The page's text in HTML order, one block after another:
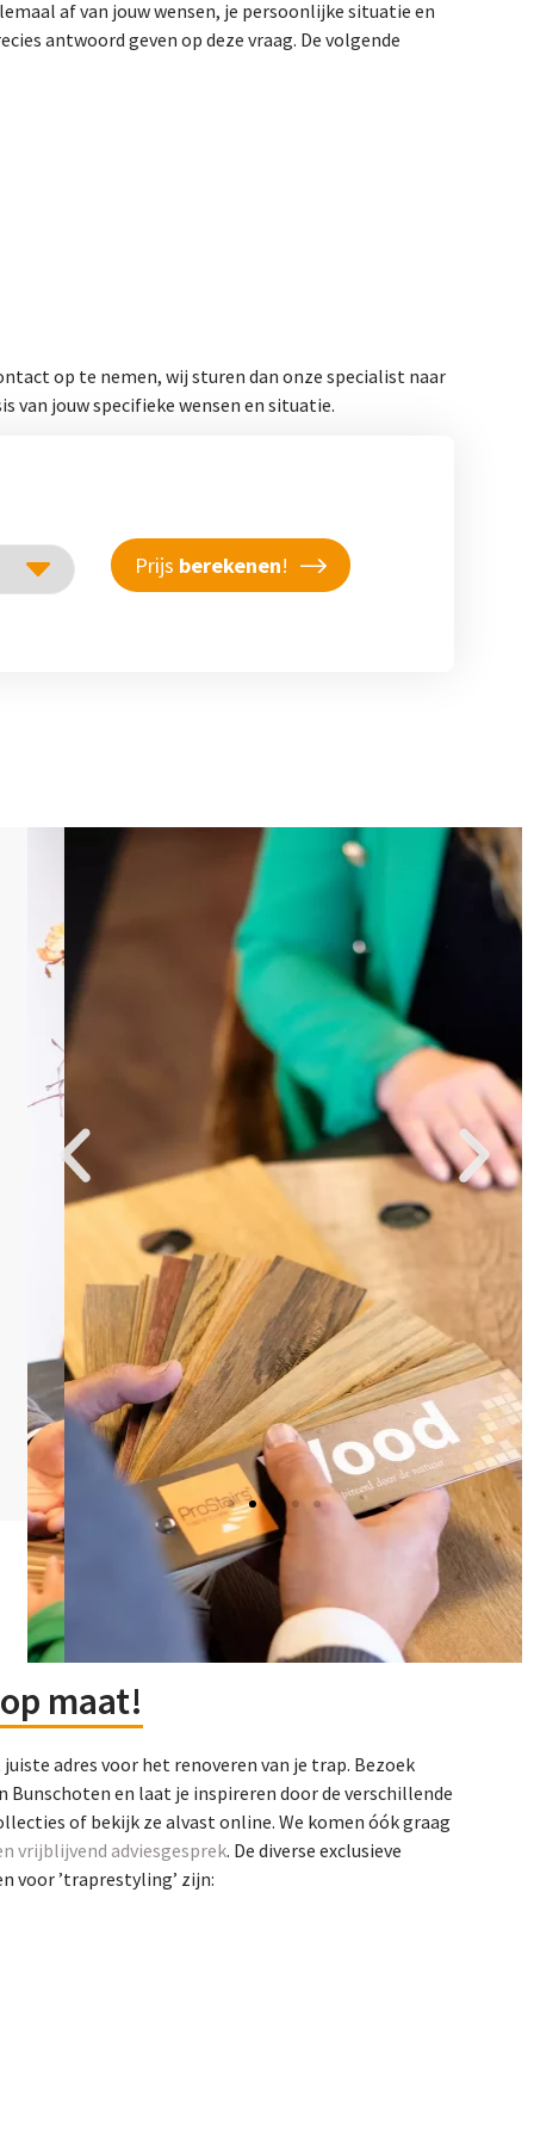
af van jouw wensen, je persoonlijke situatie en
antwoord geven op deze vraag. De volgende
op te nemen, wij sturen dan onze specialist naar
van jouw specifieke wensen en situatie.
Prijs berekenen!
op maat!
adres voor het renoveren van je trap. Bezoek
Bunschoten en laat je inspireren door de verschillende
of bekijk ze alvast online. We komen óók graag
vrijblijvend adviesgesprek. De diverse exclusieve
voor ’traprestyling’ zijn: